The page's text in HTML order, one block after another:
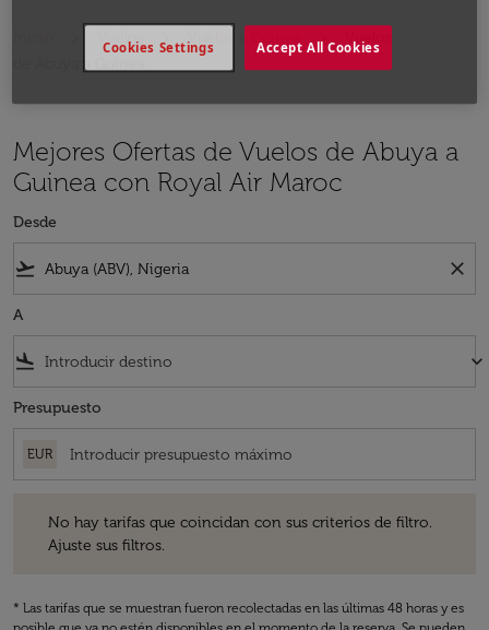
Vuelos Vuelos a Guinea
Vuelos
Mejores Ofertas de Vuelos de Abuya a
Guinea con Royal Air Maroc
Desde
flight_takeoff close
A
flight_land keyboard_arrow_down
Presupuesto
EUR
No hay tarifas que coincidan con sus criterios de filtro.
Ajuste sus filtros.
* Las tarifas que se muestran fueron recolectadas en las últimas 48 horas y es
Accept All Cookies
Cookies Settings